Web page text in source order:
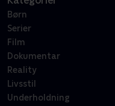
Børn
Serier
Film
Dokumentar
Reality
Livsstil
Underholdning